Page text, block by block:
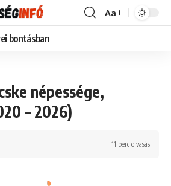
Font
Aa
bontásban
népessége,
– 2026)
11 perc olvasás